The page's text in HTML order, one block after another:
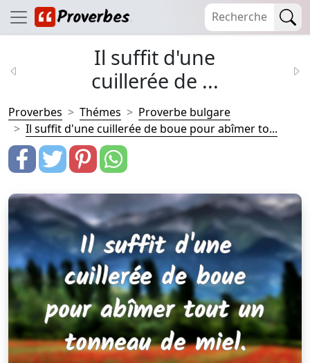
Il suffit d'une
cuillerée de ...
Proverbes Thémes
Proverbe bulgare
Il suffit d'une cuillerée de boue pour abîmer to...